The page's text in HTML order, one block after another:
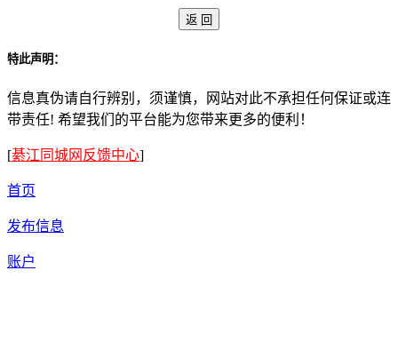
特此声明：
信息真伪请自行辨别，须谨慎，网站对此不承担任何保证或连
带责任! 希望我们的平台能为您带来更多的便利！
[綦江同城网反馈中心]
首页
发布信息
账户